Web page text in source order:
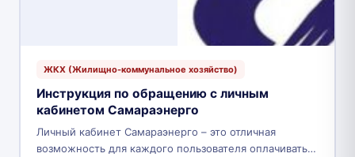
ЖКХ (Жилищно-коммунальное хозяйство)
Инструкция по обращению с личным
кабинетом Самараэнерго
Личный кабинет Самараэнерго – это отличная
возможность для каждого пользователя оплачивать